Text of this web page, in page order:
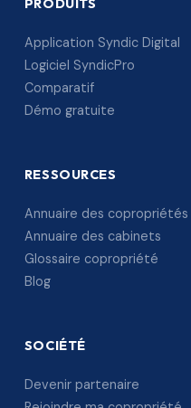
PRODUITS
Application Syndic Digital
Logiciel SyndicPro
Comparatif
Démo gratuite
RESSOURCES
Annuaire des copropriétés
Annuaire des cabinets
Glossaire copropriété
Blog
SOCIÉTÉ
Devenir partenaire